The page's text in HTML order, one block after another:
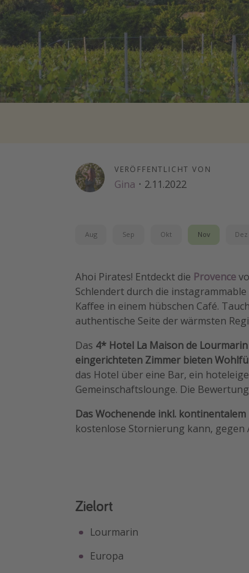
VERÖFFENTLICHT VON
Gina · 2.11.2022
Aug Sep Okt Nov Dez
Ahoi Pirates! Entdeckt die Provence
Schlendert durch die
Kaffee in einem hübschen Café.
authentische Seite der wärmsten
Das 4* Hotel La Maison de Lourmarin
eingerichteten Zimmer bieten
das Hotel über eine Bar, ein
Gemeinschaftslounge. Die
Das Wochenende inkl.
kostenlose Stornierung kann,
Zielort
Lourmarin
Europa